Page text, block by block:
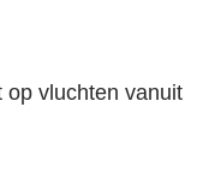
op vluchten vanuit